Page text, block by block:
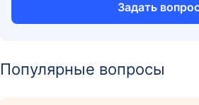
Задать
Популярные вопросы